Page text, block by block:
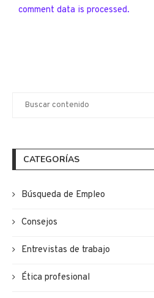
comment data is processed.
CATEGORÍAS
Búsqueda de Empleo
Consejos
Entrevistas de trabajo
Ética profesional